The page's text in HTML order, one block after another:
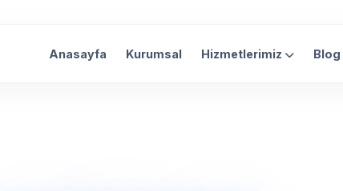
Anasayfa Kurumsal Hizmetlerimiz Blog